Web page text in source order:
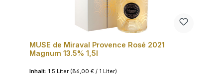
MUSE de Miraval Provence Rosé 2021
Magnum 13.5% 1,5l
Inhalt: 1.5 Liter (86,00 € / 1 Liter)